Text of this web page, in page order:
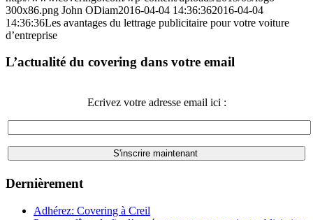
300x86.png John ODiam2016-04-04 14:36:362016-04-04
14:36:36Les avantages du lettrage publicitaire pour votre voiture
d’entreprise
L’actualité du covering dans votre email
Ecrivez votre adresse email ici :
Dernièrement
Adhérez: Covering à Creil